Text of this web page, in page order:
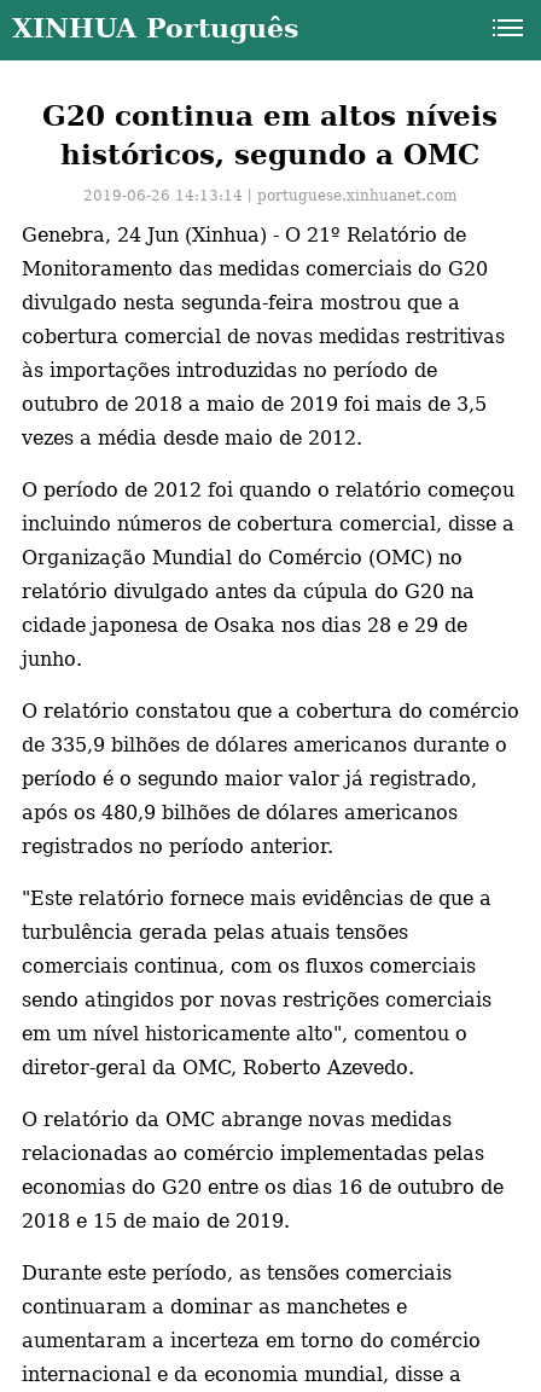
XINHUA Português
G20 continua em altos níveis
históricos, segundo a OMC
2019-06-26 14:13:14丨portuguese.xinhuanet.com
Genebra, 24 Jun (Xinhua) - O 21º Relatório de
Monitoramento das medidas comerciais do G20
divulgado nesta segunda-feira mostrou que a
cobertura comercial de novas medidas restritivas
às importações introduzidas no período de
outubro de 2018 a maio de 2019 foi mais de 3,5
vezes a média desde maio de 2012.
O período de 2012 foi quando o relatório começou
incluindo números de cobertura comercial, disse a
Organização Mundial do Comércio (OMC) no
relatório divulgado antes da cúpula do G20 na
cidade japonesa de Osaka nos dias 28 e 29 de
junho.
O relatório constatou que a cobertura do comércio
de 335,9 bilhões de dólares americanos durante o
período é o segundo maior valor já registrado,
após os 480,9 bilhões de dólares americanos
registrados no período anterior.
"Este relatório fornece mais evidências de que a
turbulência gerada pelas atuais tensões
comerciais continua, com os fluxos comerciais
sendo atingidos por novas restrições comerciais
em um nível historicamente alto", comentou o
diretor-geral da OMC, Roberto Azevedo.
O relatório da OMC abrange novas medidas
relacionadas ao comércio implementadas pelas
economias do G20 entre os dias 16 de outubro de
2018 e 15 de maio de 2019.
Durante este período, as tensões comerciais
continuaram a dominar as manchetes e
aumentaram a incerteza em torno do comércio
internacional e da economia mundial, disse a